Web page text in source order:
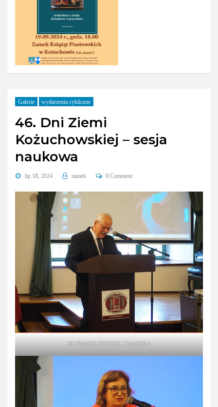
Galerie wydarzenia cykliczne
46. Dni Ziemi
Kożuchowskiej – sesja
naukowa
lip 18, 2024 zamek 0 Comment
OLYMPUS DIGITAL CAMERA